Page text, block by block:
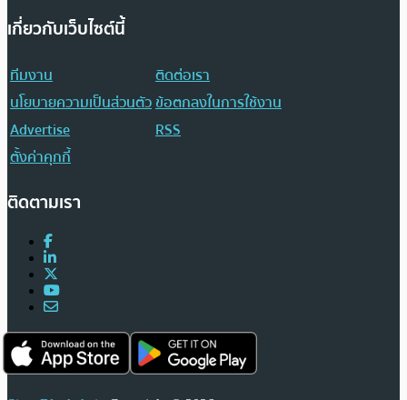
เกี่ยวกับเว็บไซต์นี้
ทีมงาน
ติดต่อเรา
นโยบายความเป็นส่วนตัวข้อตกลงในการใช้งาน
Advertise
RSS
ตั้งค่าคุกกี้
ติดตามเรา